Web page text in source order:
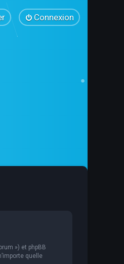
Connexion
») et phpBB
quelle